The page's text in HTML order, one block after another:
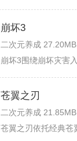
崩坏3
二次元养成 27.20MB
苍翼之刃
二次元养成 21.85MB